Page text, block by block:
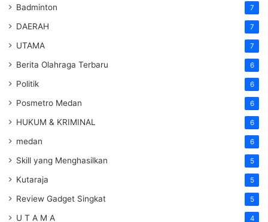
Badminton 7
DAERAH 7
UTAMA 7
Berita Olahraga Terbaru 6
Politik 6
Posmetro Medan 6
HUKUM & KRIMINAL 6
medan 6
Skill yang Menghasilkan 5
Kutaraja 5
Review Gadget Singkat 5
U T A M A 4